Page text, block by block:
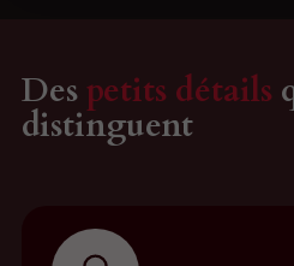
Despetits détails
distinguent